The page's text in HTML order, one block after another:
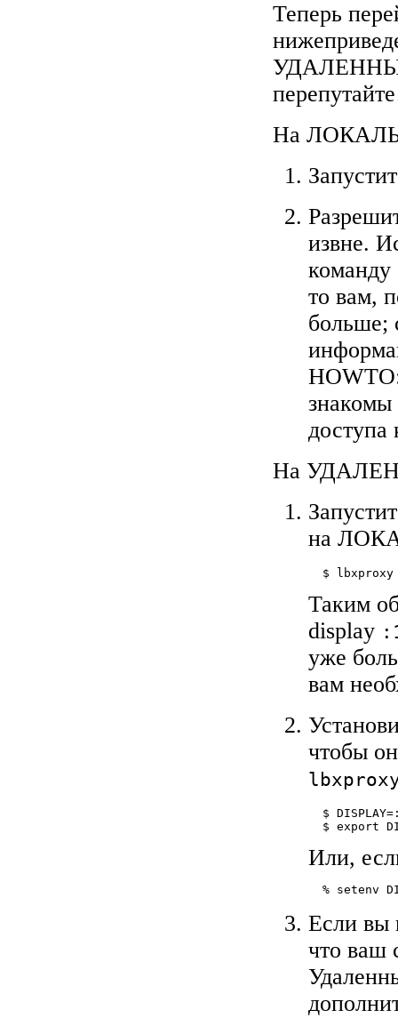
Теперь
УДАЛЕННЫЙ
На
извне.
команду
то вам,
больше;
знакомы
доступа
На
на
$ lbxproxy
Таким
display
уже
вам
чтобы
$
$ export
Или,
% setenv
Если вы
что ваш